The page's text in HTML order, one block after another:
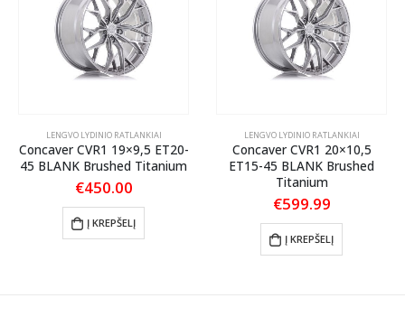
LENGVO LYDINIO RATLANKIAI
Concaver CVR1 19×9,5 ET20-
45 BLANK Brushed Titanium
€450.00
Į KREPŠELĮ
LENGVO LYDINIO RATLANKIAI
Concaver CVR1 20×10,5
ET15-45 BLANK Brushed
Titanium
€599.99
Į KREPŠELĮ